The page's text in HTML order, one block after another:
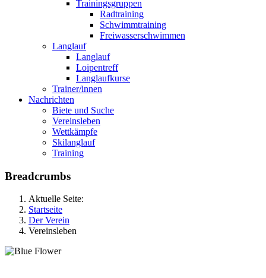
Trainingsgruppen
Radtraining
Schwimmtraining
Freiwasserschwimmen
Langlauf
Langlauf
Loipentreff
Langlaufkurse
Trainer/innen
Nachrichten
Biete und Suche
Vereinsleben
Wettkämpfe
Skilanglauf
Training
Breadcrumbs
Aktuelle Seite:
Startseite
Der Verein
Vereinsleben